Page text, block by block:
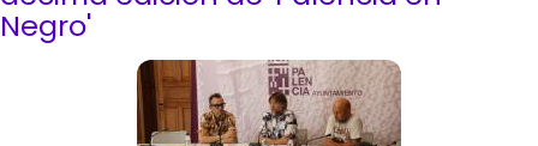
Chicken,
Negro'